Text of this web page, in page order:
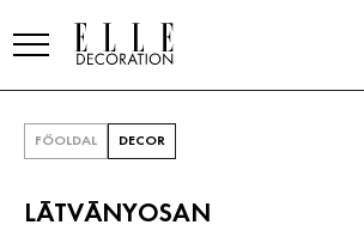
FŐOLDAL DECOR
LÁTVÁNYOSAN